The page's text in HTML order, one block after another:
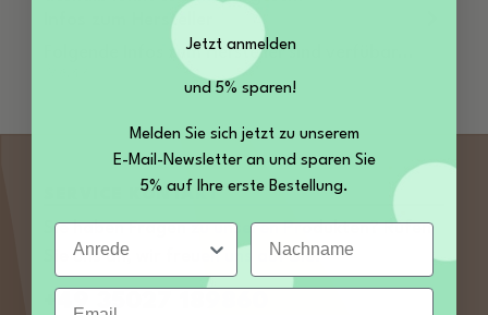
Infos zum Hersteller
Folgende Infos zum Hersteller sind verfübar...
SERVICE KONTAKT
Sie haben Fragen zu unseren Produkten? Rufen
Sie uns an, wir freuen uns auf Sie:
+49 35027 189860
Jetzt anmelden
und 5% sparen!
Melden Sie sich jetzt zu unserem
E-Mail-Newsletter an und sparen Sie
5% auf Ihre erste Bestellung.
Anrede Nachname
Email